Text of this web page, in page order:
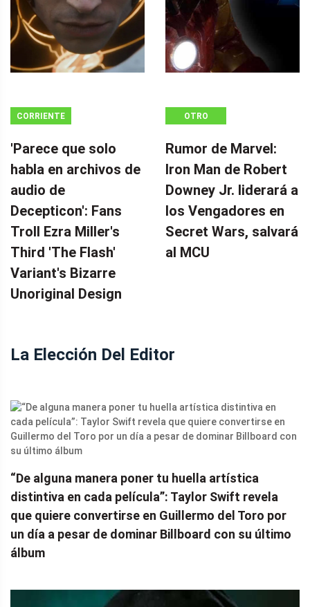
CORRIENTE
'Parece que solo
habla en archivos de
audio de
Decepticon': Fans
Troll Ezra Miller's
Third 'The Flash'
Variant's Bizarre
Unoriginal Design
OTRO
Rumor de Marvel:
Iron Man de Robert
Downey Jr. liderará a
los Vengadores en
Secret Wars, salvará
al MCU
La Elección Del Editor
“De alguna manera poner tu huella artística
distintiva en cada película”: Taylor Swift revela
que quiere convertirse en Guillermo del Toro por
un día a pesar de dominar Billboard con su último
álbum